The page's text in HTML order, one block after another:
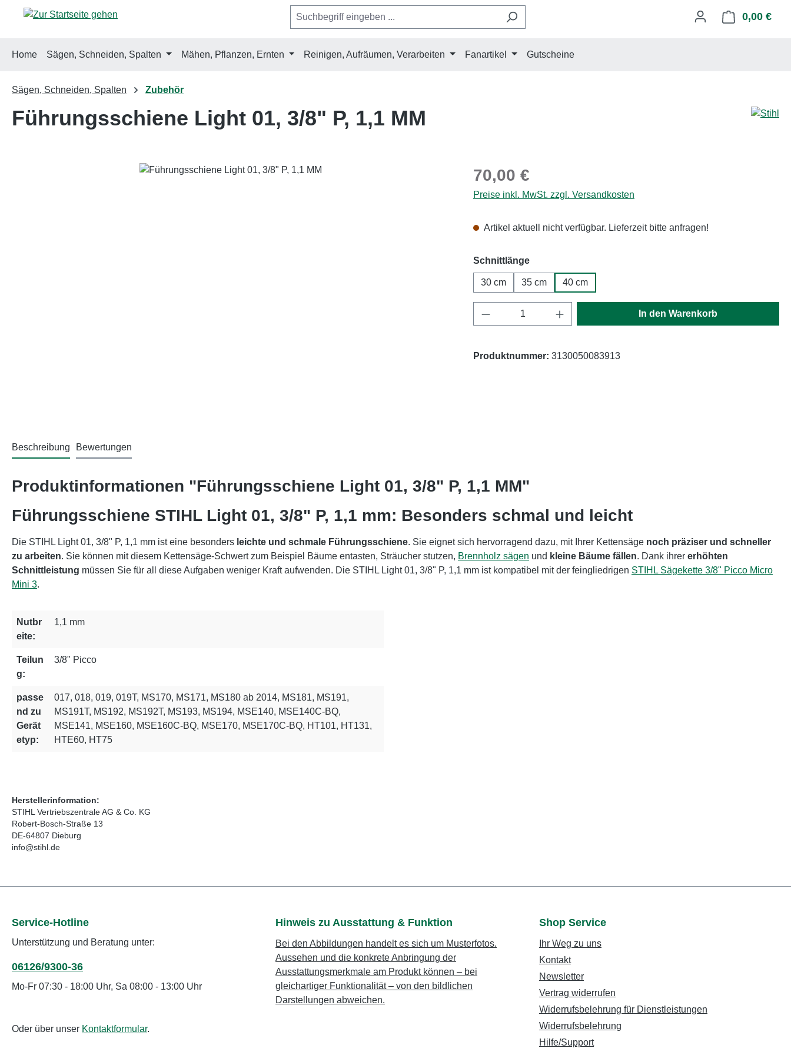
Hauptinhalt springen
Zur Suche springen
Zur Hauptnavigation springen 0,00 €
Home Sägen, Schneiden, Spalten Mähen, Pflanzen, Ernten Reinigen, Aufräumen, Verarbeiten Fanartikel Gutscheine
Sägen, Schneiden, Spalten Zubehör
Führungsschiene Light 01, 3/8" P, 1,1 MM
Regulärer Preis:
70,00 €
Preise inkl. MwSt. zzgl. Versandkosten
Artikel aktuell nicht verfügbar. Lieferzeit bitte anfragen!
Schnittlängeauswählen
30 cm 35 cm 40 cm
Produkt Anzahl: Gib den gewünschten Wert ein
In den Warenkorb
Produktnummer: 3130050083913
Beschreibung Bewertungen
Produktinformationen "Führungsschiene Light 01, 3/8" P, 1,1 MM"
Führungsschiene STIHL Light 01, 3/8" P, 1,1 mm: Besonders schmal und leicht
Die STIHL Light 01, 3/8" P, 1,1 mm ist eine besonders leichte und schmale Führungsschiene. Sie eignet sich hervorragend dazu, mit Ihrer Kettensäge noch präziser und schneller
zu arbeiten. Sie können mit diesem Kettensäge-Schwert zum Beispiel Bäume entasten, Sträucher stutzen, Brennholz sägen und kleine Bäume fällen. Dank ihrer erhöhten
Schnittleistung müssen Sie für all diese Aufgaben weniger Kraft aufwenden. Die STIHL Light 01, 3/8" P, 1,1 mm ist kompatibel mit der feingliedrigen STIHL Sägekette 3/8" Picco Micro
Mini 3.
Nutbr
eite:
1,1 mm
Teilun
g:
3/8" Picco
passe
nd zu
Gerät
etyp:
017, 018, 019, 019T, MS170, MS171, MS180 ab 2014, MS181, MS191,
MS191T, MS192, MS192T, MS193, MS194, MSE140, MSE140C-BQ,
MSE141, MSE160, MSE160C-BQ, MSE170, MSE170C-BQ, HT101, HT131,
HTE60, HT75
Herstellerinformation:
STIHL Vertriebszentrale AG & Co. KG
Robert-Bosch-Straße 13
DE-64807 Dieburg
info@stihl.de
Service-Hotline
Unterstützung und Beratung unter:
06126/9300-36
Mo-Fr 07:30 - 18:00 Uhr, Sa 08:00 - 13:00 Uhr
Oder über unser Kontaktformular.
Hinweis zu Ausstattung & Funktion
Bei den Abbildungen handelt es sich um Musterfotos.
Aussehen und die konkrete Anbringung der
Ausstattungsmerkmale am Produkt können – bei
gleichartiger Funktionalität – von den bildlichen
Darstellungen abweichen.
Shop Service
Ihr Weg zu uns
Kontakt
Newsletter
Vertrag widerrufen
Widerrufsbelehrung für Dienstleistungen
Widerrufsbelehrung
Hilfe/Support